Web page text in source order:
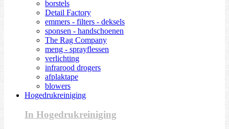
borstels
Detail Factory
emmers - filters - deksels
sponsen - handschoenen
The Rag Company
meng - sprayflessen
verlichting
infrarood drogers
afplaktape
blowers
Hogedrukreiniging
In Hogedrukreiniging